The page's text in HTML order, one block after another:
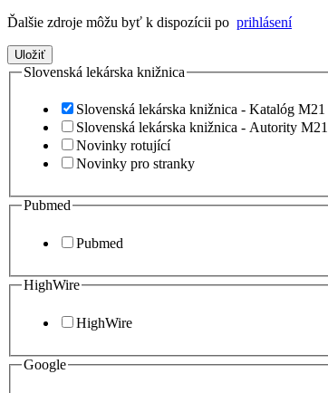
Ďalšie zdroje môžu byť k dispozícii po prihlásení
Uložiť
Slovenská lekárska knižnica
Slovenská lekárska knižnica - Katalóg M21
Slovenská lekárska knižnica - Autority M21
Novinky rotující
Novinky pro stranky
Pubmed
Pubmed
HighWire
HighWire
Google